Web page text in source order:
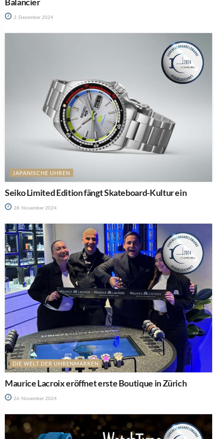
2. Dezember 2024
JAPANISCHE UHREN
Seiko Limited Edition fängt Skateboard-Kultur ein
28. November 2024
DIE WELT DER UHRENMARKEN
Maurice Lacroix eröffnet erste Boutique in Zürich
26. November 2024